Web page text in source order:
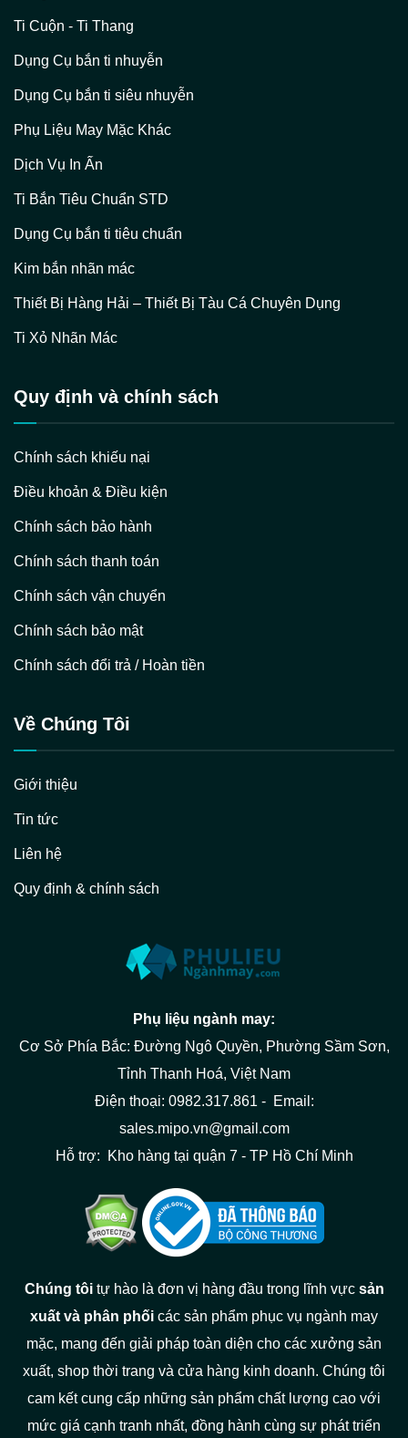
Ti Cuộn - Ti Thang
Dụng Cụ bắn ti nhuyễn
Dụng Cụ bắn ti siêu nhuyễn
Phụ Liệu May Mặc Khác
Dịch Vụ In Ấn
Ti Bắn Tiêu Chuẩn STD
Dụng Cụ bắn ti tiêu chuẩn
Kim bắn nhãn mác
Thiết Bị Hàng Hải – Thiết Bị Tàu Cá Chuyên Dụng
Ti Xỏ Nhãn Mác
Quy định và chính sách
Chính sách khiếu nại
Điều khoản & Điều kiện
Chính sách bảo hành
Chính sách thanh toán
Chính sách vận chuyển
Chính sách bảo mật
Chính sách đổi trả / Hoàn tiền
Về Chúng Tôi
Giới thiệu
Tin tức
Liên hệ
Quy định & chính sách
Phụ liệu ngành may:
Cơ Sở Phía Bắc: Đường Ngô Quyền, Phường Sầm Sơn,
Tỉnh Thanh Hoá, Việt Nam
Điện thoại: 0982.317.861 - Email:
sales.mipo.vn@gmail.com
Hỗ trợ: Kho hàng tại quận 7 - TP Hồ Chí Minh
Chúng tôitự hào là đơn vị hàng đầu trong lĩnh vực sản
xuất và phân phối các sản phẩm phục vụ ngành may
mặc, mang đến giải pháp toàn diện cho các xưởng sản
xuất, shop thời trang và cửa hàng kinh doanh. Chúng tôi
cam kết cung cấp những sản phẩm chất lượng cao với
mức giá cạnh tranh nhất, đồng hành cùng sự phát triển